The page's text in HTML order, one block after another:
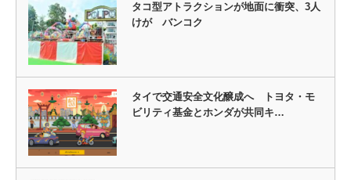
タコ型アトラクションが地面に衝突、3人
けが バンコク
タイで交通安全文化醸成へ トヨタ・モ
ビリティ基金とホンダが共同キ…